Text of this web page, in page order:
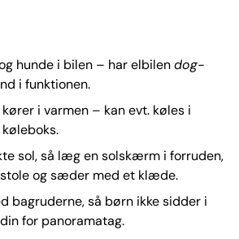
hunde i bilen – har elbilendog-
i funktionen.
i varmen – kan evt. køles i
sol, så læg en solskærm i forruden,
og sæder med et klæde.
bagruderne, så børn ikke sidder i
for panoramatag.